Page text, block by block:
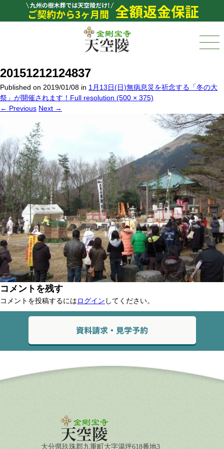
20151212124837
Published on 2019/01/08 in 1月13日(日)無病息災を祈念する「冬の大
祭」が開催されます！ Full resolution (500 × 375)
← Previous Next →
コメントを残す
コメントを投稿するにはログイン してください。
大分県玖珠郡九重町大字湯坪618番地3